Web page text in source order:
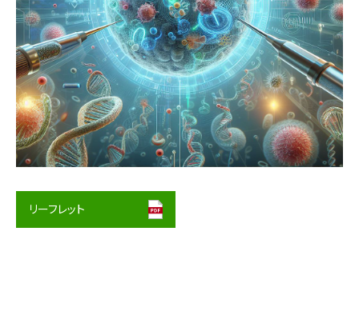
リーフレット